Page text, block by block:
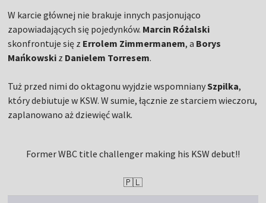
W karcie głównej nie brakuje innych pasjonująco
zapowiadających się pojedynków. Marcin Różalski
skonfrontuje się z Errolem Zimmermanem, a Borys
Mańkowski z Danielem Torresem.
Tuż przed nimi do oktagonu wyjdzie wspomnianySzpilka,
który debiutuje w KSW. W sumie, łącznie ze starciem wieczoru,
zaplanowano aż dziewięć walk.
Former WBC title challenger making his KSW debut!!
🇵🇱